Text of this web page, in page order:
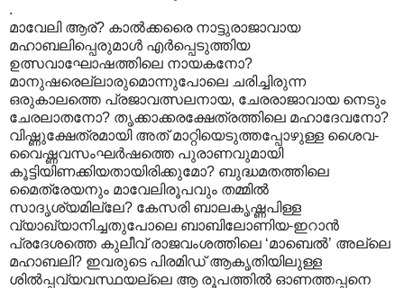
.
മാവേലി ആര്? കാൽക്കരൈ നാട്ടുരാജാവായ
മഹാബലിപ്പെരുമാൾ എർപ്പെടുത്തിയ
ഉത്സവാഘോഷത്തിലെ നായകനോ?
മാനുഷരെല്ലാരുമൊന്നുപോലെ ചരിച്ചിരുന്ന
ഒരുകാലത്തെ പ്രജാവത്സലനായ, ചേരരാജാവായ നെടും
ചേരലാതനോ? തൃക്കാക്കരക്ഷേത്രത്തിലെ മഹാദേവനോ?
വിഷ്ണുക്ഷേത്രമായി അത് മാറ്റിയെടുത്തപ്പോഴുള്ള ശൈവ-
വൈഷ്ണവസംഘർഷത്തെ പുരാണവുമായി
കൂട്ടിയിണക്കിയതായിരിക്കുമോ? ബുദ്ധമതത്തിലെ
മൈത്രേയനും മാവേലിരൂപവും തമ്മിൽ
സാദൃശ്യമില്ലേ? കേസരി ബാലകൃഷ്ണപിള്ള
വ്യാഖ്യാനിച്ചതുപോലെ ബാബിലോണിയ-ഇറാൻ
പ്രദേശത്തെ കുലീവ് രാജവംശത്തിലെ ‘മാബെൽ’ അല്ലെ
മഹാബലി? ഇവരുടെ പിരമിഡ് ആകൃതിയിലുള്ള
ശിൽ‌പ്പവ്യവസ്ഥയല്ലെ ആ രൂപത്തിൽ ഓണത്തപ്പനെ